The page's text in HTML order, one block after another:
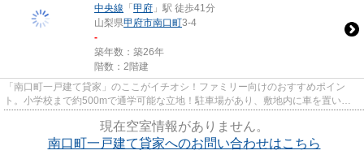
中央線 「 甲府 」駅 徒歩41分
山梨県甲府市南口町3-4
-
築年数：築26年
階数：2階建
「南口町一戸建て貸家」のここがイチオシ！ファミリー向けのおすすめポイン
ト。小学校まで約500mで通学可能な立地！駐車場があり、敷地内に車を置いて
現在空室情報がありません。
南口町一戸建て貸家へのお問い合わせはこちら